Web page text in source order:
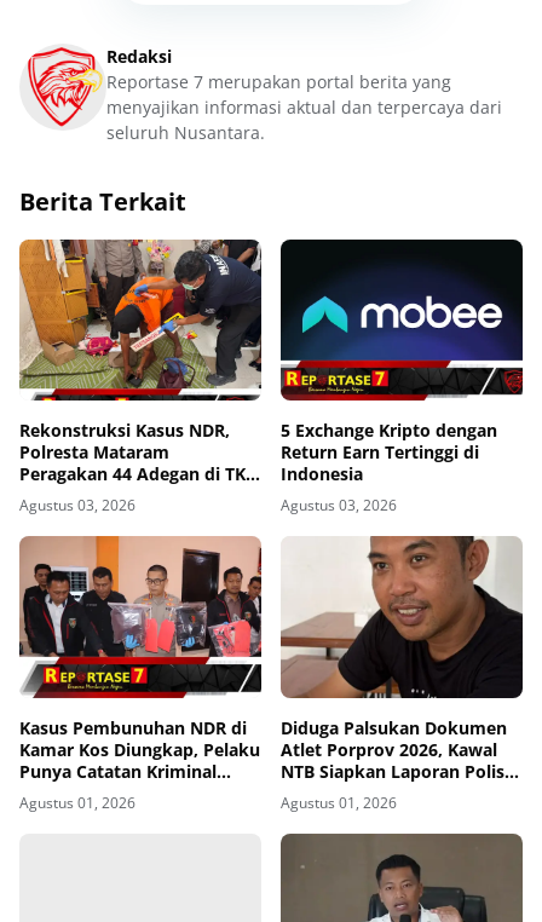
Redaksi
Reportase 7 merupakan portal berita yang
menyajikan informasi aktual dan terpercaya dari
seluruh Nusantara.
Berita Terkait
Rekonstruksi Kasus NDR,
Polresta Mataram
Peragakan 44 Adegan di TKP
Kos Gomong
Agustus 03, 2026
5 Exchange Kripto dengan
Return Earn Tertinggi di
Indonesia
Agustus 03, 2026
Kasus Pembunuhan NDR di
Kamar Kos Diungkap, Pelaku
Punya Catatan Kriminal
Kekerasan
Agustus 01, 2026
Diduga Palsukan Dokumen
Atlet Porprov 2026, Kawal
NTB Siapkan Laporan Polisi
ke Polda NTB
Agustus 01, 2026